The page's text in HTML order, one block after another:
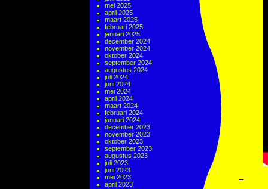
mei 2025
april 2025
maart 2025
februari 2025
januari 2025
december 2024
november 2024
oktober 2024
september 2024
augustus 2024
juli 2024
juni 2024
mei 2024
april 2024
maart 2024
februari 2024
januari 2024
december 2023
november 2023
oktober 2023
september 2023
augustus 2023
juli 2023
juni 2023
mei 2023
april 2023
–